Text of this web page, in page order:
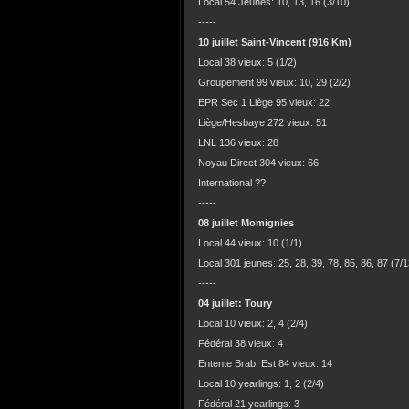
-----
10 juillet Saint-Vincent (916 Km)
Local 38 vieux: 5 (1/2)
Groupement 99 vieux: 10, 29 (2/2)
EPR Sec 1 Liège 95 vieux: 22
Liège/Hesbaye 272 vieux: 51
LNL 136 vieux: 28
Noyau Direct 304 vieux: 66
International ??
-----
08 juillet Momignies
Local 44 vieux: 10 (1/1)
Local 301 jeunes: 25, 28, 39, 78, 85, 86, 87 (7/
-----
04 juillet: Toury
Local 10 vieux: 2, 4 (2/4)
Fédéral 38 vieux: 4
Entente Brab. Est 84 vieux: 14
Local 10 yearlings: 1, 2 (2/4)
Fédéral 21 yearlings: 3